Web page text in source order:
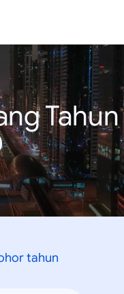
Tahun
tahun